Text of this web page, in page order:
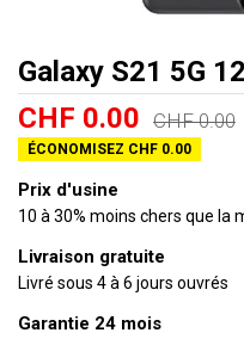
Galaxy S21 5G
CHF 0.00 CHF 0.00
ÉCONOMISEZ CHF 0.00
Prix d'usine
10 à 30% moins chers que la
Livraison gratuite
Livré sous 4 à 6 jours ouvrés
Garantie 24 mois